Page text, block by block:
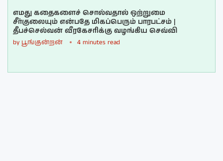
எமது கதைகளைச் சொல்வதால் ஒற்றுமை
சீர்குலையும் என்பதே மிகப்பெரும் பாரபட்சம் |
தீபச்செல்வன் வீரகேசரிக்கு வழங்கிய செவ்வி
by பூங்குன்றன் 4 minutes read